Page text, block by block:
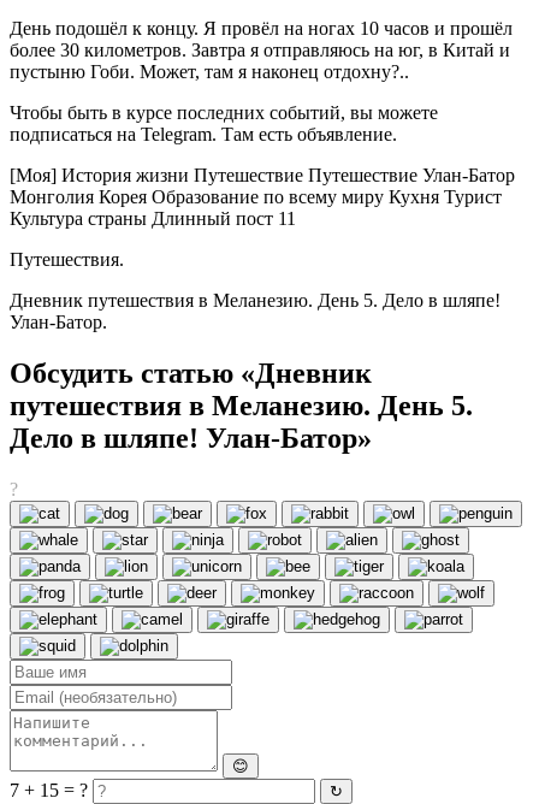
День подошёл к концу. Я провёл на ногах 10 часов и прошёл
более 30 километров. Завтра я отправляюсь на юг, в Китай и
пустыню Гоби. Может, там я наконец отдохну?..
Чтобы быть в курсе последних событий, вы можете
подписаться на Telegram. Там есть объявление.
[Моя] История жизни Путешествие Путешествие Улан-Батор
Монголия Корея Образование по всему миру Кухня Турист
Культура страны Длинный пост 11
Путешествия.
Дневник путешествия в Меланезию. День 5. Дело в шляпе!
Улан-Батор.
Обсудить статью «Дневник
путешествия в Меланезию. День 5.
Дело в шляпе! Улан-Батор»
?
😊
7 + 15 = ? ↻